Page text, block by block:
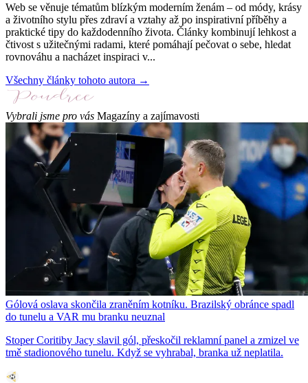
Web se věnuje tématům blízkým moderním ženám – od módy, krásy
a životního stylu přes zdraví a vztahy až po inspirativní příběhy a
praktické tipy do každodenního života. Články kombinují lehkost a
čtivost s užitečnými radami, které pomáhají pečovat o sebe, hledat
rovnováhu a nacházet inspiraci v...
Všechny články tohoto autora →
Vybrali jsme pro vás Magazíny a zajímavosti
Gólová oslava skončila zraněním kotníku. Brazilský obránce spadl
do tunelu a VAR mu branku neuznal
Stoper Coritiby Jacy slavil gól, přeskočil reklamní panel a zmizel ve
tmě stadionového tunelu. Když se vyhrabal, branka už neplatila.